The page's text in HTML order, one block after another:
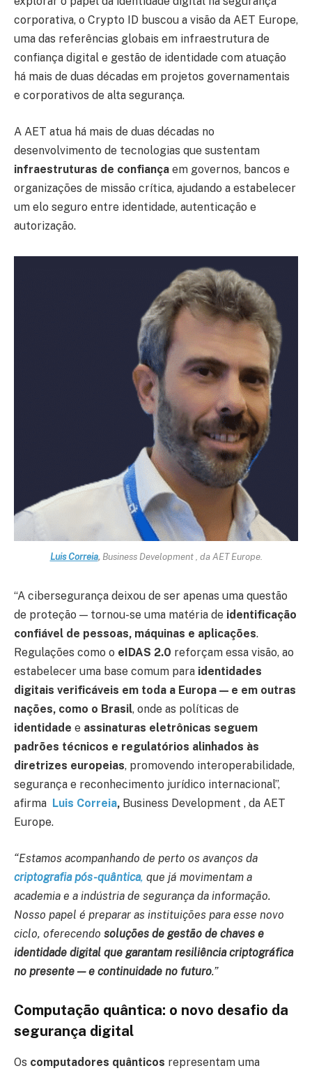
corporativa, o Crypto ID buscou a visão da AET Europe,
uma das referências globais em infraestrutura de
confiança digital e gestão de identidade com atuação
há mais de duas décadas em projetos governamentais
e corporativos de alta segurança.
A AET atua há mais de duas décadas no
desenvolvimento de tecnologias que sustentam
infraestruturas de confiança em governos, bancos e
organizações de missão crítica, ajudando a estabelecer
um elo seguro entre identidade, autenticação e
autorização.
Luis Correia,Business Development , da AET Europe.
“A cibersegurança deixou de ser apenas uma questão
de proteção — tornou-se uma matéria de identificação
confiável de pessoas, máquinas e aplicações.
Regulações como o eIDAS 2.0 reforçam essa visão, ao
estabelecer uma base comum para identidades
digitais verificáveis em toda a Europa — e em outras
nações, como o Brasil, onde as políticas de
identidade e assinaturas eletrônicas seguem
padrões técnicos e regulatórios alinhados às
diretrizes europeias, promovendo interoperabilidade,
segurança e reconhecimento jurídico internacional”,
afirma Luis Correia, Business Development , da AET
Europe.
“Estamos acompanhando de perto os avanços da
criptografia pós-quântica, que já movimentam a
academia e a indústria de segurança da informação.
Nosso papel é preparar as instituições para esse novo
ciclo, oferecendo soluções de gestão de chaves e
identidade digital que garantam resiliência criptográfica
no presente — e continuidade no futuro.”
Computação quântica: o novo desafio da
segurança digital
Os computadores quânticos representam uma